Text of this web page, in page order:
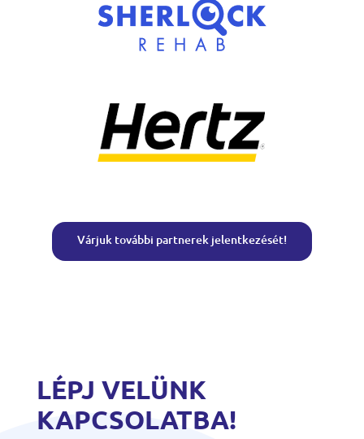
Várjuk további partnerek jelentkezését!
LÉPJ VELÜNK
KAPCSOLATBA!